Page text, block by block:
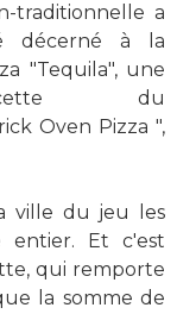
traditionnelle a
décerné à la
"Tequila", une
du
Oven Pizza ",
ville du jeu les
entier. Et c'est
qui remporte
la somme de